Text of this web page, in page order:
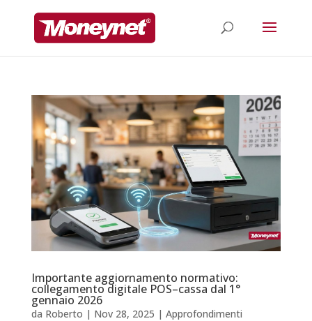
Importante aggiornamento normativo:
collegamento digitale POS–cassa dal 1°
gennaio 2026
da Roberto | Nov 28, 2025 | Approfondimenti